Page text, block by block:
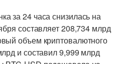
за 24 часа снизилась на
составляет 208,734 млрд
объем криптовалютного
и составил 9,999 млрд